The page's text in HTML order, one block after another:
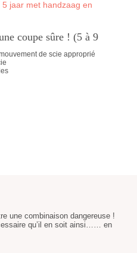
coupe sûre ! (5 à 9
de scie approprié
une combinaison dangereuse !
qu’il en soit ainsi…… en